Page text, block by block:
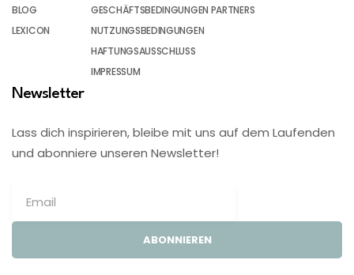
BLOG
LEXICON
GESCHÄFTSBEDINGUNGEN PARTNERS
NUTZUNGSBEDINGUNGEN
HAFTUNGSAUSSCHLUSS
IMPRESSUM
Newsletter
Lass dich inspirieren, bleibe mit uns auf dem Laufenden
und abonniere unseren Newsletter!
ABONNIEREN